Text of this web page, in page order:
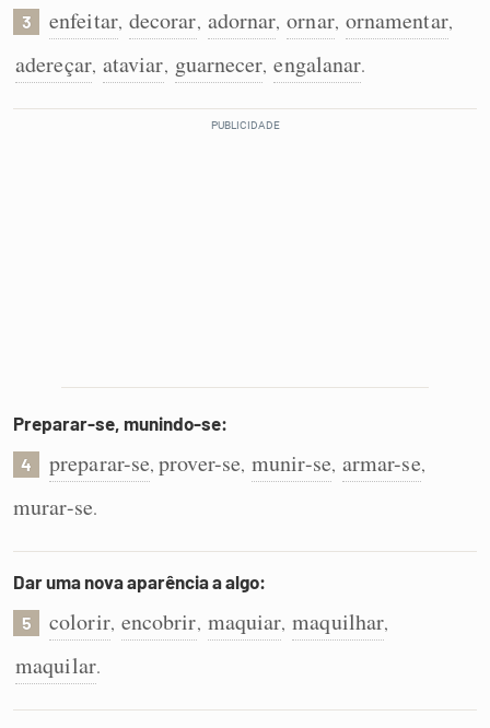
Sinônimos
3 enfeitar, decorar, adornar, ornar, ornamentar,
adereçar, ataviar, guarnecer, engalanar.
Preparar-se, munindo-se:
4 preparar-se,prover-se, munir-se, armar-se,
murar-se.
Dar uma nova aparência a algo:
5 colorir, encobrir, maquiar, maquilhar,
maquilar.